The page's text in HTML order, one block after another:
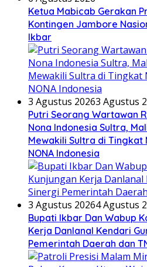
Ketua Mabicab Gerakan
Kontingen Jambore
Ikbar
3 Agustus 20263 Agustus
Putri Seorang Wartawan
Nona Indonesia Sultra,
Mewakili Sultra di Tingkat
NONA Indonesia
3 Agustus 20264 Agustus
Bupati Ikbar Dan Wabup
Kerja Danlanal Kendari
Pemerintah Daerah dan